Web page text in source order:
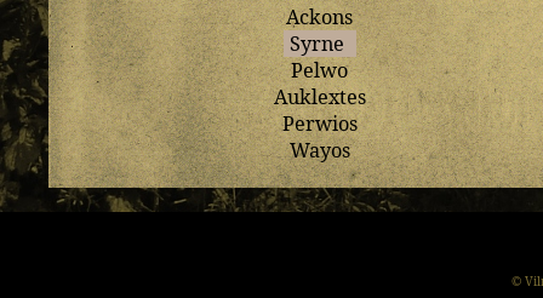
Ackons
Syrne
Pelwo
Auklextes
Perwios
Wayos
©